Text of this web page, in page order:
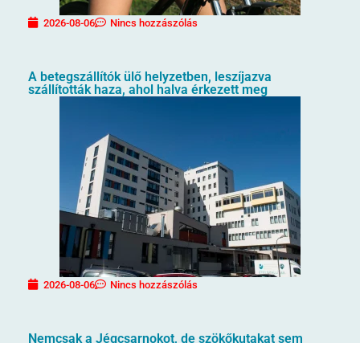
2026-08-06 Nincs hozzászólás
A betegszállítók ülő helyzetben, leszíjazva
szállították haza, ahol halva érkezett meg
2026-08-06 Nincs hozzászólás
Nemcsak a Jégcsarnokot, de szökőkutakat sem